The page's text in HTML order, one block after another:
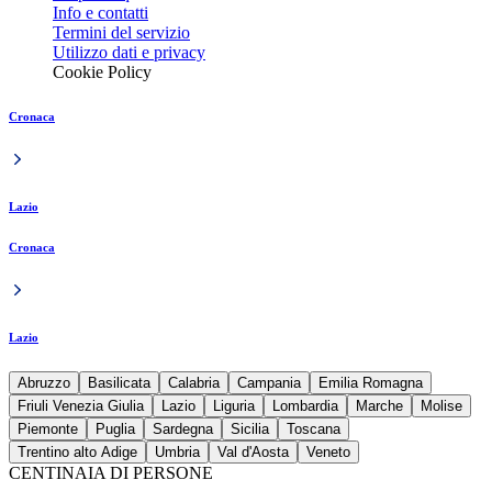
Info e contatti
Termini del servizio
Utilizzo dati e privacy
Cookie Policy
Cronaca
Lazio
Cronaca
Lazio
Abruzzo Basilicata Calabria Campania
Emilia Romagna
Friuli Venezia Giulia
Lazio Liguria Lombardia Marche
Molise
Piemonte
Puglia Sardegna Sicilia
Toscana
Trentino alto Adige
Umbria Val d'Aosta Veneto
CENTINAIA DI PERSONE